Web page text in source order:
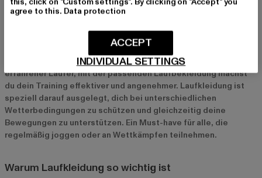
Laufkleidung: Dein perfekter Begleiter für jede
Laufstrecke
Die richtige Laufkleidung ist das A und O für jeden Läufer. Sie
bietet nicht nur Komfort, sondern unterstützt dich auch dabei,
deine beste Leistung abzurufen. Egal ob Anfänger oder
erfahrener Läufer, mit der passenden Laufbekleidung machst
du dein Training effektiver und angenehmer. Laufkleidung ist
speziell darauf ausgelegt, dich bei unterschiedlichen
Wetterbedingungen zu schützen und gleichzeitig deine
Bewegungen zu unterstützen. Ein Must-have für alle, die
regelmäßig joggen oder an Wettkämpfen teilnehmen.
Warum Laufkleidung so wichtig ist
agree to this. Data protection
INDIVIDUAL SETTINGS
ACCEPT